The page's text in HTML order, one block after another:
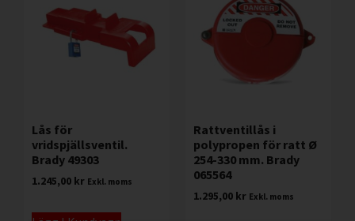
Lås för
vridspjällsventil.
Brady 49303
1.245,00 kr Exkl. moms
Rattventillås i
polypropen för ratt Ø
254-330 mm. Brady
065564
1.295,00 kr Exkl. moms